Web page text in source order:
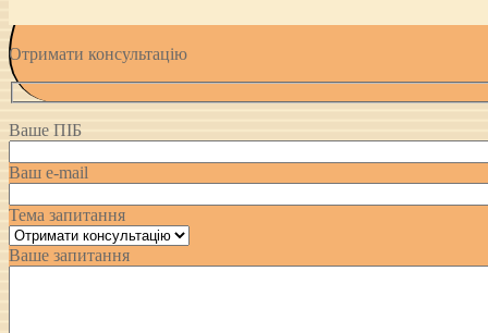
Отримати консультацію
Ваше ПІБ
Ваш e-mail
Тема запитання
Ваше запитання